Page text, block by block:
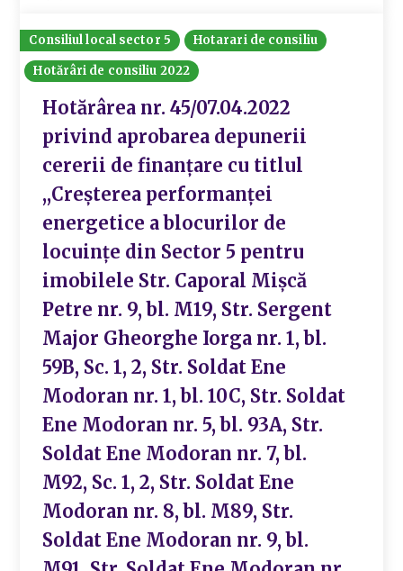
Consiliul local sector 5
Hotarari de consiliu
Hotărâri de consiliu 2022
Hotărârea nr. 45/07.04.2022
privind aprobarea depunerii
cererii de finanțare cu titlul
,,Creșterea performanței
energetice a blocurilor de
locuințe din Sector 5 pentru
imobilele Str. Caporal Mișcă
Petre nr. 9, bl. M19, Str. Sergent
Major Gheorghe Iorga nr. 1, bl.
59B, Sc. 1, 2, Str. Soldat Ene
Modoran nr. 1, bl. 10C, Str. Soldat
Ene Modoran nr. 5, bl. 93A, Str.
Soldat Ene Modoran nr. 7, bl.
M92, Sc. 1, 2, Str. Soldat Ene
Modoran nr. 8, bl. M89, Str.
Soldat Ene Modoran nr. 9, bl.